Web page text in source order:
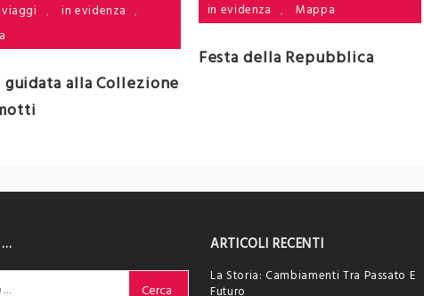
, in evidenza ,
alla Collezione
in evidenza , Mappa
Festa della Repubblica
… ARTICOLI RECENTI
La Storia: Cambiamenti Tra Passato E
Futuro